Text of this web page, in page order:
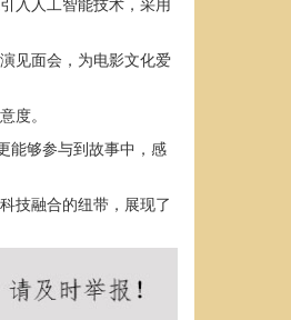
见面会，为电影文化爱
度。
能够参与到故事中，感
技融合的纽带，展现了